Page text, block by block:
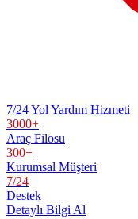
7/24 Yol Yardım Hizmeti
3000+
Araç Filosu
300+
Kurumsal Müşteri
7/24
Destek
Detaylı Bilgi Al